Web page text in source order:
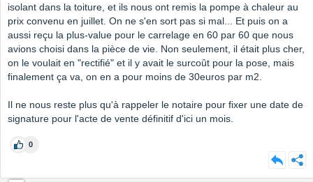
isolant dans la toiture, et ils nous ont remis la pompe à chaleur au
prix convenu en juillet. On ne s'en sort pas si mal... Et puis on a
aussi reçu la plus-value pour le carrelage en 60 par 60 que nous
avions choisi dans la pièce de vie. Non seulement, il était plus cher,
on le voulait en "rectifié" et il y avait le surcoût pour la pose, mais
finalement ça va, on en a pour moins de 30euros par m2.
Il ne nous reste plus qu'à rappeler le notaire pour fixer une date de
signature pour l'acte de vente définitif d'ici un mois.
0